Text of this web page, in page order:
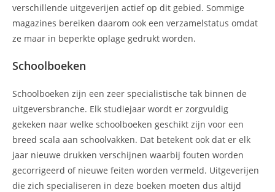
verschillende uitgeverijen actief op dit gebied. Sommige
magazines bereiken daarom ook een verzamelstatus omdat
ze maar in beperkte oplage gedrukt worden.
Schoolboeken
Schoolboeken zijn een zeer specialistische tak binnen de
uitgeversbranche. Elk studiejaar wordt er zorgvuldig
gekeken naar welke schoolboeken geschikt zijn voor een
breed scala aan schoolvakken. Dat betekent ook dat er elk
jaar nieuwe drukken verschijnen waarbij fouten worden
gecorrigeerd of nieuwe feiten worden vermeld. Uitgeverijen
die zich specialiseren in deze boeken moeten dus altijd